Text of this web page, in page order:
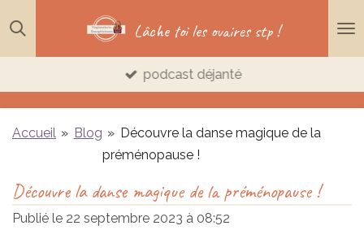
Passer
Lâche toi les ovaires stp !
podcast déjanté
Accueil » Blog » Découvre la danse magique de la
préménopause !
Découvre la danse magique de la préménopause !
Publié le 22 septembre 2023 à 08:52